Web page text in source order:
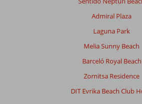
Admiral Plaza
Laguna Park
Melia Sunny Beach
Barceló Royal Beach
Zornitsa Residence
DIT Evrika Beach Club